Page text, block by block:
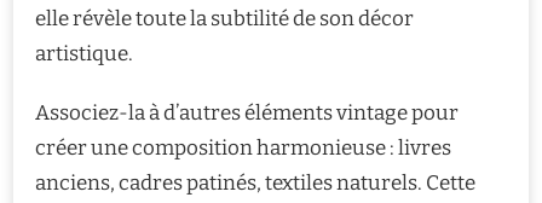
elle révèle toute la subtilité de son décor
artistique.
Associez-la à d’autres éléments vintage pour
créer une composition harmonieuse : livres
anciens, cadres patinés, textiles naturels. Cette